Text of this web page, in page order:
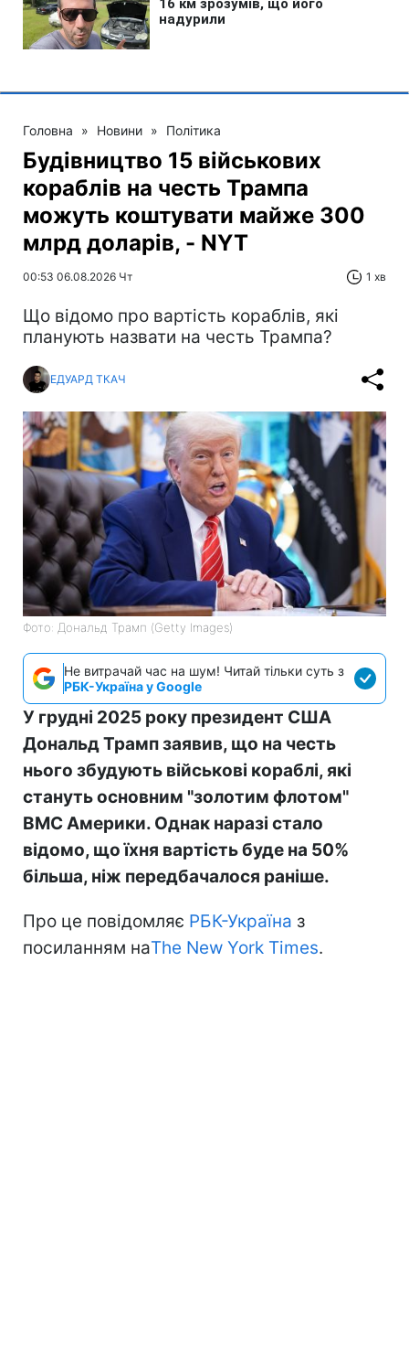
Головна » Новини » Політика
Будівництво 15 військових
кораблів на честь Трампа
можуть коштувати майже 300
млрд доларів, - NYT
00:53 06.08.2026 Чт 1 хв
Що відомо про вартість кораблів, які
планують назвати на честь Трампа?
ЕДУАРД ТКАЧ
Фото: Дональд Трамп (Getty Images)
Не витрачай час на шум! Читай тільки суть з
РБК-Україна у Google
У грудні 2025 року президент США
Дональд Трамп заявив, що на честь
нього збудують військові кораблі, які
стануть основним "золотим флотом"
ВМС Америки. Однак наразі стало
відомо, що їхня вартість буде на 50%
більша, ніж передбачалося раніше.
Про це повідомляє РБК-Україна з
посиланням наThe New York Times.